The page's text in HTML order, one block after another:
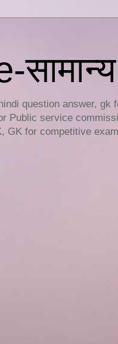
question answer,
Public service
for competitive